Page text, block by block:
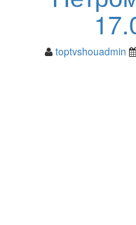
toptvshouadmin